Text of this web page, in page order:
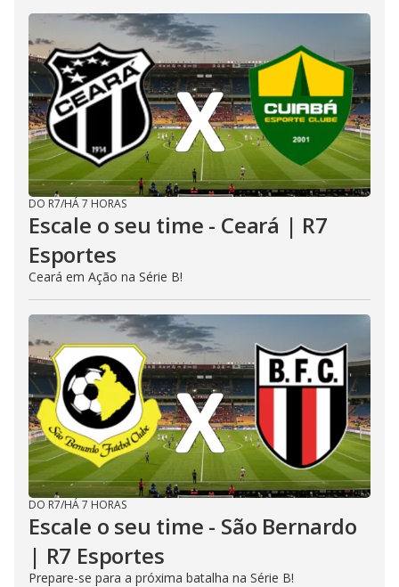
DO R7/HÁ 7 HORAS
Escale o seu time - Ceará | R7
Esportes
Ceará em Ação na Série B!
DO R7/HÁ 7 HORAS
Escale o seu time - São Bernardo
| R7 Esportes
Prepare-se para a próxima batalha na Série B!